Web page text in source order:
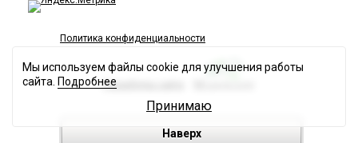
Политика конфиденциальности
Разработка сайта
Наверх
Мы используем файлы cookie для улучшения работы
сайта. Подробнее
Принимаю